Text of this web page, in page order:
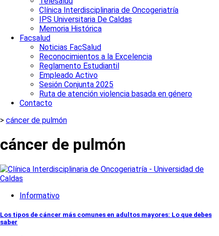
Clínica Interdisciplinaria de Oncogeriatría
IPS Universitaria De Caldas
Memoria Histórica
Facsalud
Noticias FacSalud
Reconocimientos a la Excelencia
Reglamento Estudiantil
Empleado Activo
Sesión Conjunta 2025
Ruta de atención violencia basada en género
Contacto
> cáncer de pulmón
cáncer de pulmón
Informativo
Los tipos de cáncer más comunes en adultos mayores: Lo que debes
saber